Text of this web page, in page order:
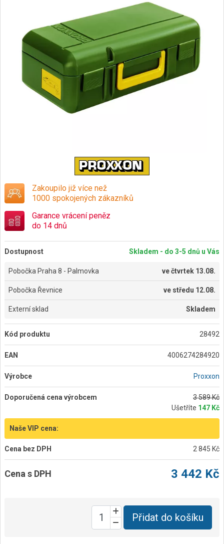
Zakoupilo již více než
1000 spokojených zákazníků
Garance vrácení peněz
do 14 dnů
Dostupnost Skladem - do 3-5 dnů u Vás
Pobočka Praha 8 - Palmovka večtvrtek 13.08.
Pobočka Řevnice ve středu 12.08.
Externí sklad Skladem
Kód produktu 28492
EAN 4006274284920
Výrobce Proxxon
Doporučená cena výrobcem
3 589 Kč
Ušetříte 147 Kč
Naše VIP cena:
Cena bez DPH 2 845 Kč
Cena s DPH 3 442 Kč
Přidat do košíku